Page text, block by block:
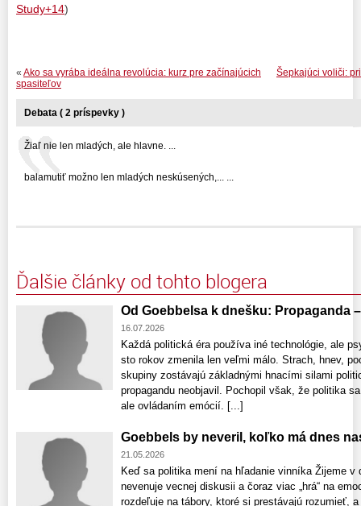
Study+14)
Šepkajúci voliči:
« Ako sa vyrába ideálna revolúcia: kurz pre začínajúcich
spasiteľov
Debata ( 2 príspevky )
Žiaľ nie len mladých, ale hlavne. ...
balamutiť možno len mladých neskúsených,... ...
Ďalšie články od tohto blogera
Od Goebbelsa k dnešku: Propaganda
16.07.2026
Každá politická éra používa iné technológie, ale
sto rokov zmenila len veľmi málo. Strach, hnev,
skupiny zostávajú základnými hnacími silami
propagandu neobjavil. Pochopil však, že politika
ale ovládaním emócií. [...]
Goebbels by neveril, koľko má dnes
21.05.2026
Keď sa politika mení na hľadanie vinníka Žijeme
nevenuje vecnej diskusii a čoraz viac „hrá“ na
rozdeľuje na tábory, ktoré si prestávajú rozumieť,